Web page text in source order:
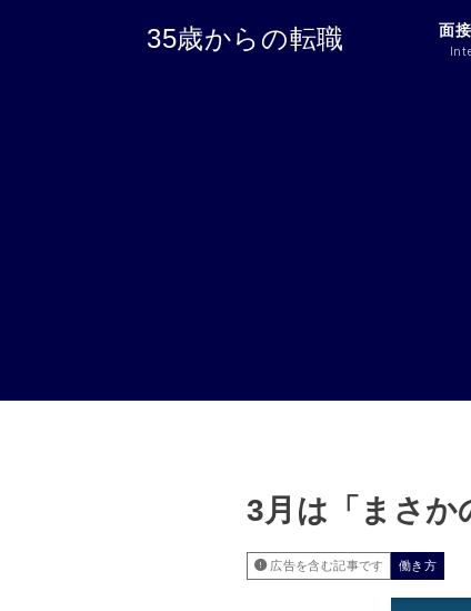
35歳からの転職 面
3月は「まさか
広告を含む記事です 働き方